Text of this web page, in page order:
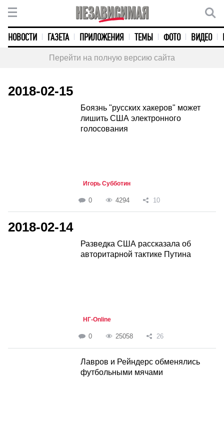
НОВОСТИ ГАЗЕТА ПРИЛОЖЕНИЯ ТЕМЫ ФОТО ВИДЕО
Перейти на полную версию сайта
2018-02-15
Боязнь "русских хакеров" может
лишить США электронного
голосования
Игорь Субботин
0 4294 10
2018-02-14
Разведка США рассказала об
авторитарной тактике Путина
НГ-Online
0 25058 26
Лавров и Рейндерс обменялись
футбольными мячами